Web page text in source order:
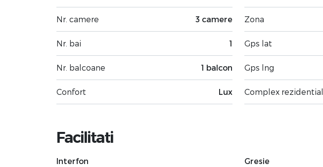
Nr. camere 3 camere
Nr. bai 1
Nr. balcoane 1 balcon
Confort Lux
Zona
Gps lat
Gps lng
Complex rezidential
Facilitati
Interfon Gresie